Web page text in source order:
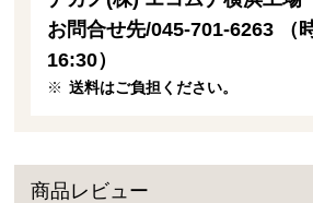
お問合せ先/045-701-6263 （
16:30）
送料はご負担ください。
商品レビュー